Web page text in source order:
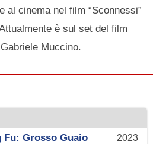
al cinema nel film “Sconnessi”
è sul set del film
Gabriele Muccino.
2023
Fu: Grosso Guaio